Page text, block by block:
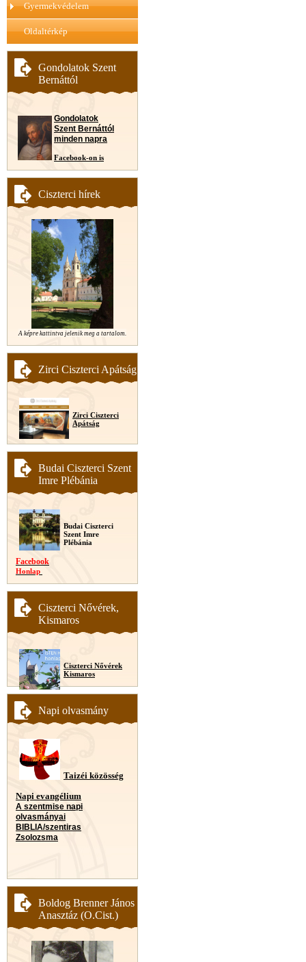
Gyermekvédelem
Oldaltérkép
Gondolatok Szent
Bernáttól
Gondolatok
Szent Bernáttól
minden napra
Facebook-on is
Ciszterci hírek
A képre kattintva jelenik meg a tartalom.
Zirci Ciszterci Apátság
Zirci Ciszterci
Apátság
Budai Ciszterci Szent
Imre Plébánia
Budai Ciszterci
Szent Imre
Plébánia
Facebook
Honlap
Ciszterci Nővérek,
Kismaros
Ciszterci Nővérek
Kismaros
Napi olvasmány
Taizéi közösség
Napi evangélium
A szentmise napi
olvasmányai
BIBLIA/szentiras
Zsolozsma
Boldog Brenner János
Anasztáz (O.Cist.)